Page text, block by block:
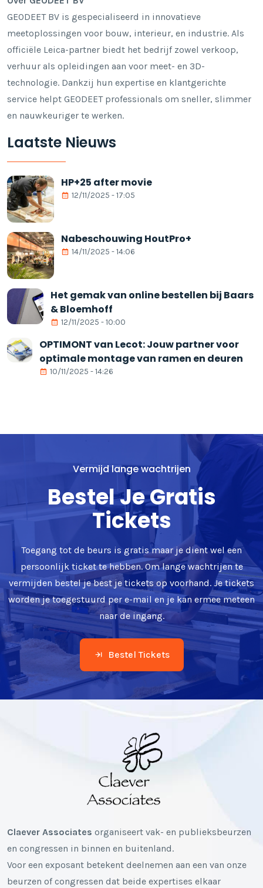
GEODEET BV is gespecialiseerd in innovatieve
meetoplossingen voor bouw, interieur, en industrie. Als
officiële Leica-partner biedt het bedrijf zowel verkoop,
verhuur als opleidingen aan voor meet- en 3D-
technologie. Dankzij hun expertise en klantgerichte
service helpt GEODEET professionals om sneller, slimmer
en nauwkeuriger te werken.
Laatste Nieuws
HP+25 after movie
12/11/2025 - 17:05
Nabeschouwing HoutPro+
14/11/2025 - 14:06
Het gemak van online bestellen bij Baars
& Bloemhoff
12/11/2025 - 10:00
OPTIMONT van Lecot: Jouw partner voor
optimale montage van ramen en deuren
10/11/2025 - 14:26
Vermijd lange wachtrijen
Bestel Je Gratis
Tickets
Toegang tot de beurs is gratis maar je dient wel een
persoonlijk ticket te hebben. Om lange wachtrijen te
vermijden bestel je best je tickets op voorhand. Je tickets
worden je toegestuurd per e-mail en je kan ermee meteen
naar de ingang.
Bestel Tickets
Claever Associates organiseert vak- en publieksbeurzen
en congressen in binnen en buitenland.
Voor een exposant betekent deelnemen aan een van onze
beurzen of congressen dat beide expertises elkaar